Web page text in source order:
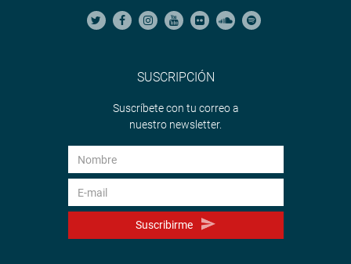
SUSCRIPCIÓN
Suscríbete con tu correo a
nuestro newsletter.
Suscribirme